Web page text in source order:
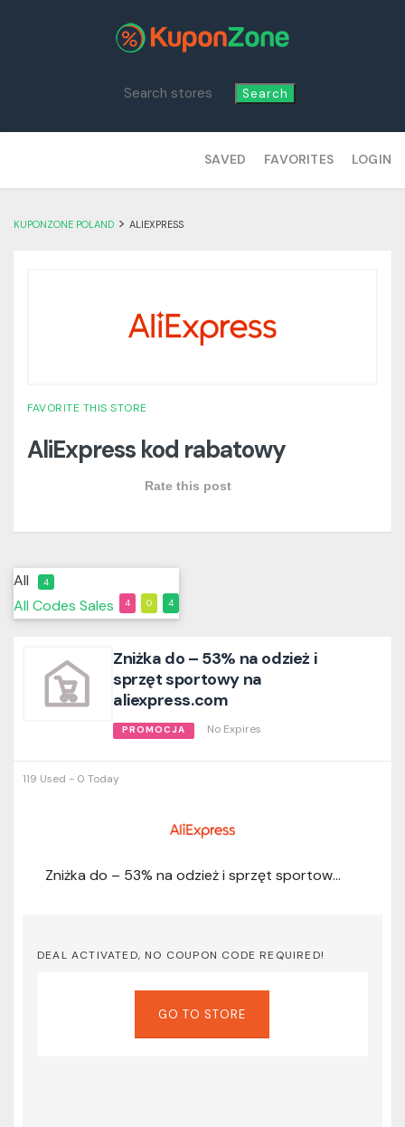
Search
content
SAVED FAVORITES LOGIN
KUPONZONE POLAND > ALIEXPRESS
FAVORITE THIS STORE
AliExpress kod rabatowy
Rate this post
All 4
All 4
Codes 0
Sales 4
Zniżka do – 53% na odzież i
sprzęt sportowy na
aliexpress.com
PROMOCJA No Expires
119 Used - 0 Today
Zniżka do – 53% na odzież i sprzęt sportowy na aliexpress.com
DEAL ACTIVATED, NO COUPON CODE REQUIRED!
GO TO STORE